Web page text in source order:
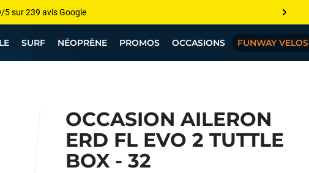
marques sont chez Funway
remise sur le windsurf, wingfoil, etc...
— Moins cher ailleurs ? On s’aligne !
SURF NÉOPRÈNE PROMOS OCCASIONS FUNWAY VELOS
OCCASION AILERON
ERD FL EVO 2 TUTTLE
BOX - 32